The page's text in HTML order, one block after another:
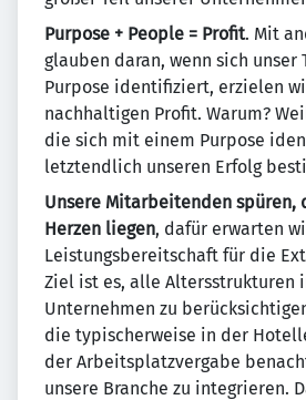
Purpose + People = Profit. Mit
glauben daran, wenn sich unser
Purpose identifiziert, erzielen
nachhaltigen Profit. Warum?
die sich mit einem Purpose
letztendlich unseren Erfolg
Unsere Mitarbeitenden spüren,
Herzen liegen, dafür erwarten
Leistungsbereitschaft für die
Ziel ist es, alle Altersstrukturen
Unternehmen zu
die typischerweise in der
der Arbeitsplatzvergabe
unsere Branche zu integrieren.